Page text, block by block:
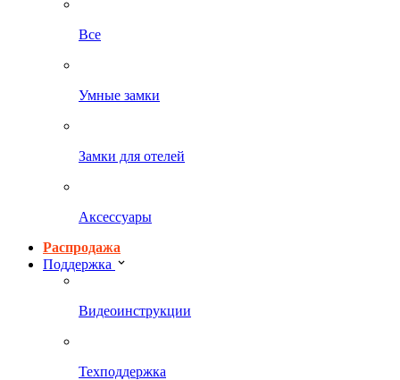
Все
Умные замки
Замки для отелей
Аксессуары
Распродажа
Поддержка
Видеоинструкции
Техподдержка